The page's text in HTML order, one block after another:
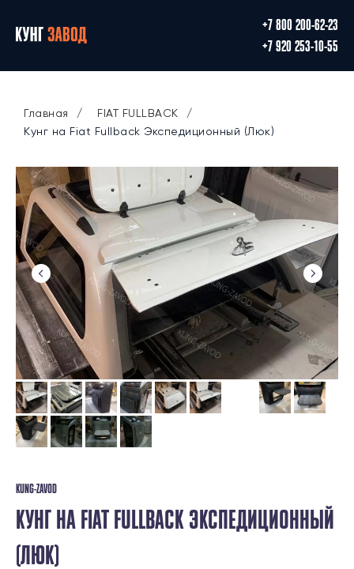
+7 800 200-62-23
+7 920 253-10-55
Главная / FIAT FULLBACK
/
Кунг на Fiat Fullback Экспедиционный (Люк)
KUNG-ZAVOD
КУНГ НА FIAT FULLBACK ЭКСПЕДИЦИОННЫЙ
(ЛЮК)